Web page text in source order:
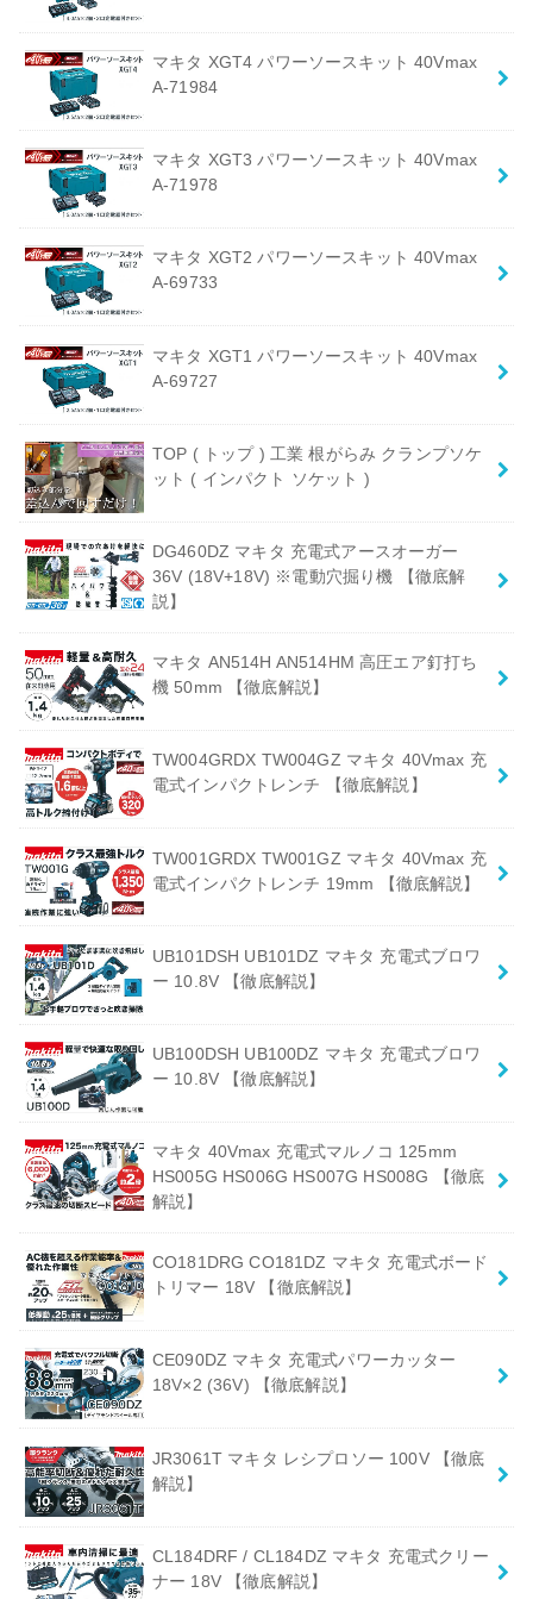
マキタ XGT4 パワーソースキット 40Vmax
A-71984
マキタ XGT3 パワーソースキット 40Vmax
A-71978
マキタ XGT2 パワーソースキット 40Vmax
A-69733
マキタ XGT1 パワーソースキット 40Vmax
A-69727
TOP ( トップ ) 工業 根がらみ クランプソケ
ット ( インパクト ソケット )
DG460DZ マキタ 充電式アースオーガー
36V (18V+18V) ※電動穴掘り機 【徹底解
説】
マキタ AN514H AN514HM 高圧エア釘打ち
機 50mm 【徹底解説】
TW004GRDX TW004GZ マキタ 40Vmax 充
電式インパクトレンチ 【徹底解説】
TW001GRDX TW001GZ マキタ 40Vmax 充
電式インパクトレンチ 19mm 【徹底解説】
UB101DSH UB101DZ マキタ 充電式ブロワ
ー 10.8V 【徹底解説】
UB100DSH UB100DZ マキタ 充電式ブロワ
ー 10.8V 【徹底解説】
マキタ 40Vmax 充電式マルノコ 125mm
HS005G HS006G HS007G HS008G 【徹底
解説】
CO181DRG CO181DZ マキタ 充電式ボード
トリマー 18V 【徹底解説】
CE090DZ マキタ 充電式パワーカッター
18V×2 (36V) 【徹底解説】
JR3061T マキタ レシプロソー 100V 【徹底
解説】
CL184DRF / CL184DZ マキタ 充電式クリー
ナー 18V 【徹底解説】